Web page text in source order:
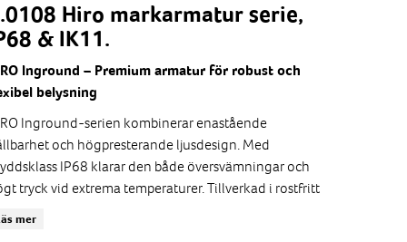
Hiro markarmatur serie,
& IK11.
Inground – Premium armatur för robust och
belysning
Inground-serien kombinerar enastående
och högpresterande ljusdesign. Med
IP68 klarar den både översvämningar och
tryck vid extrema temperaturer. Tillverkad i rostfritt
mer